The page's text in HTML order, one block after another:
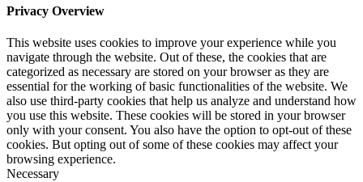
Privacy Overview
This website uses cookies to improve your experience while you
navigate through the website. Out of these, the cookies that are
categorized as necessary are stored on your browser as they are
essential for the working of basic functionalities of the website. We
also use third-party cookies that help us analyze and understand how
you use this website. These cookies will be stored in your browser
only with your consent. You also have the option to opt-out of these
cookies. But opting out of some of these cookies may affect your
browsing experience.
Necessary